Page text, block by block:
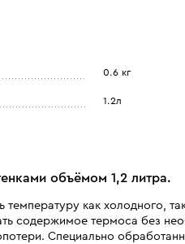
0.6 кг
1.2л
объёмом 1,2 литра.
как холодного,
содержимое термоса без
Специально